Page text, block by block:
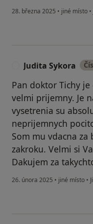
28. března 2025 • jiné místo •
Judita Sykora
Pan doktor Tichy
velmi prijemny. Je
vysetrenia su
neprijemnych
Som mu vdacna
zakroku. Velmi si
Dakujem za
26. února 2025 • jiné místo •